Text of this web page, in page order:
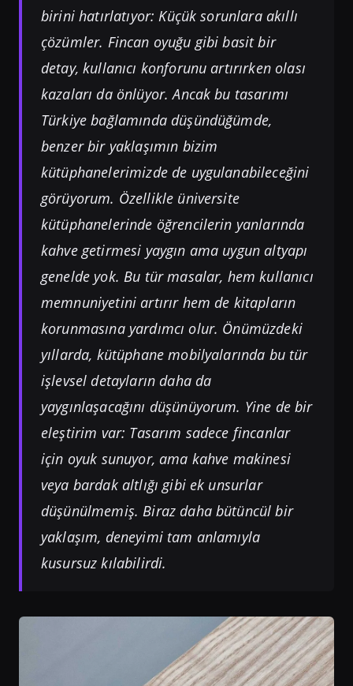
birini hatırlatıyor: Küçük sorunlara akıllı
çözümler. Fincan oyuğu gibi basit bir
detay, kullanıcı konforunu artırırken olası
kazaları da önlüyor. Ancak bu tasarımı
Türkiye bağlamında düşündüğümde,
benzer bir yaklaşımın bizim
kütüphanelerimizde de uygulanabileceğini
görüyorum. Özellikle üniversite
kütüphanelerinde öğrencilerin yanlarında
kahve getirmesi yaygın ama uygun altyapı
genelde yok. Bu tür masalar, hem kullanıcı
memnuniyetini artırır hem de kitapların
korunmasına yardımcı olur. Önümüzdeki
yıllarda, kütüphane mobilyalarında bu tür
işlevsel detayların daha da
yaygınlaşacağını düşünüyorum. Yine de bir
eleştirim var: Tasarım sadece fincanlar
için oyuk sunuyor, ama kahve makinesi
veya bardak altlığı gibi ek unsurlar
düşünülmemiş. Biraz daha bütüncül bir
yaklaşım, deneyimi tam anlamıyla
kusursuz kılabilirdi.